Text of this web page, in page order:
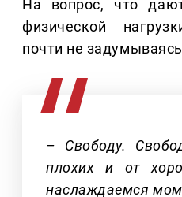
На вопрос, что
физической
почти не
– Свободу.
плохих и от
наслаждаемся